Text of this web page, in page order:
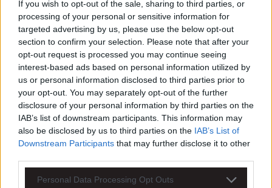
If you wish to opt-out of the sale, sharing to third parties, or
processing of your personal or sensitive information for
targeted advertising by us, please use the below opt-out
section to confirm your selection. Please note that after your
opt-out request is processed you may continue seeing
interest-based ads based on personal information utilized by
us or personal information disclosed to third parties prior to
your opt-out. You may separately opt-out of the further
disclosure of your personal information by third parties on the
IAB’s list of downstream participants. This information may
also be disclosed by us to third parties on the IAB’s List of
Downstream Participants that may further disclose it to other
Personal Data Processing Opt Outs